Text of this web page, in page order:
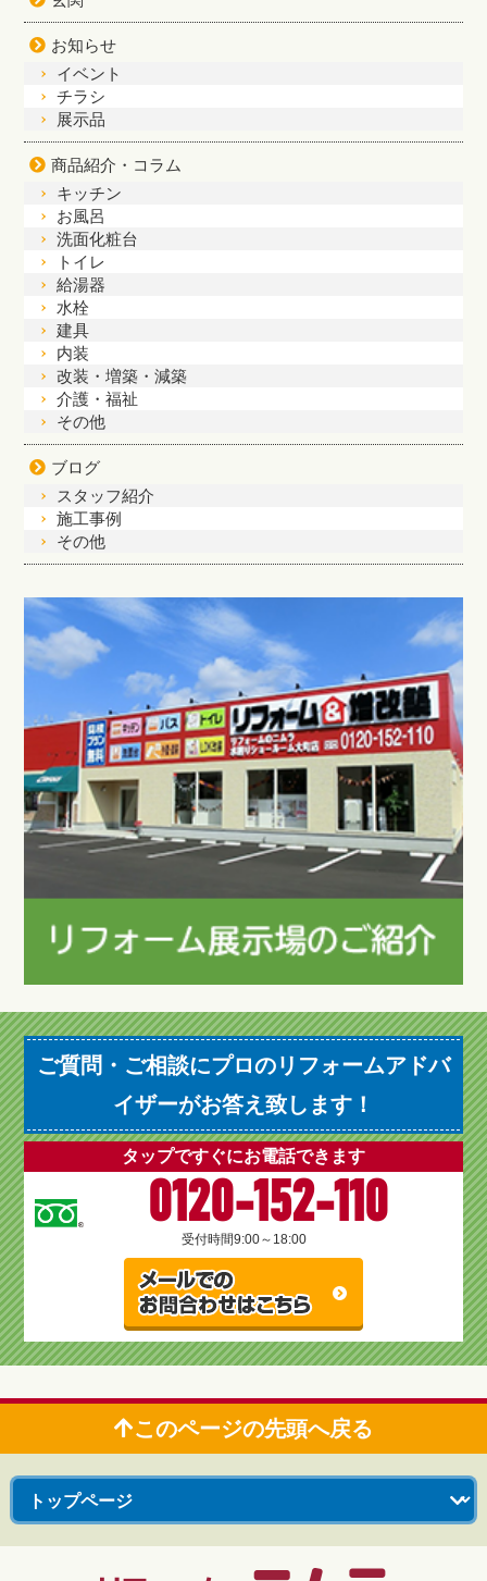
お知らせ
イベント
チラシ
展示品
商品紹介・コラム
キッチン
お風呂
洗面化粧台
トイレ
給湯器
水栓
建具
内装
改装・増築・減築
介護・福祉
その他
ブログ
スタッフ紹介
施工事例
その他
ご質問・ご相談にプロのリフォームアドバ
イザーがお答え致します！
タップですぐにお電話できます
0120-152-110
受付時間9:00～18:00
このページの先頭へ戻る